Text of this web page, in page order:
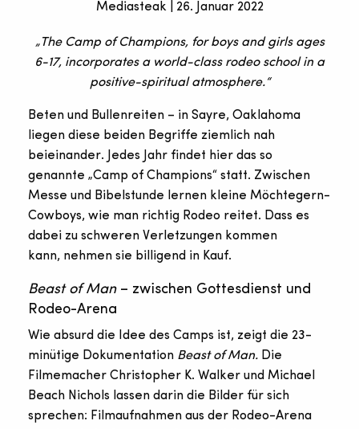
Mediasteak | 26. Januar 2022
„The Camp of Champions, for boys and girls ages
6-17, incorporates a world-class rodeo school in a
positive-spiritual atmosphere.“
Beten und Bullenreiten – in Sayre, Oaklahoma
liegen diese beiden Begriffe ziemlich nah
beieinander. Jedes Jahr findet hier das so
genannte „Camp of Champions“ statt. Zwischen
Messe und Bibelstunde lernen kleine Möchtegern-
Cowboys, wie man richtig Rodeo reitet. Dass es
dabei zu schweren Verletzungen kommen
kann, nehmen sie billigend in Kauf.
Beast of Man– zwischen Gottesdienst und
Rodeo-Arena
Wie absurd die Idee des Camps ist, zeigt die 23-
minütige Dokumentation Beast of Man. Die
Filmemacher Christopher K. Walker und Michael
Beach Nichols lassen darin die Bilder für sich
sprechen: Filmaufnahmen aus der Rodeo-Arena